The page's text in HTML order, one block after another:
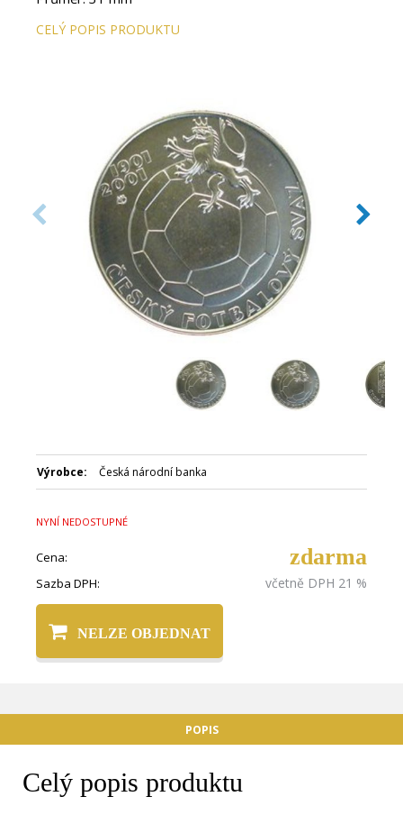
Provedení: STANDARD
Balení: Kapsle
Nominální hodnota: 200 Kč
Emitent: Česká národní banka
CELÝ POPIS PRODUKTU
Výrobce: Česká národní banka
NYNÍ NEDOSTUPNÉ
Cena: zdarma
Sazba DPH: včetně DPH 21 %
NELZE OBJEDNAT
POPIS
Celý popis produktu